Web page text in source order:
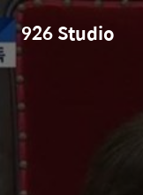
926 Studio